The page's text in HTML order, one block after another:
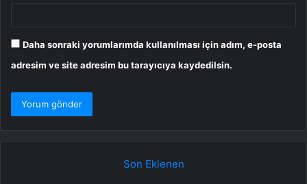
Daha sonraki yorumlarımda kullanılması için adım, e-posta
adresim ve site adresim bu tarayıcıya kaydedilsin.
Son Eklenen